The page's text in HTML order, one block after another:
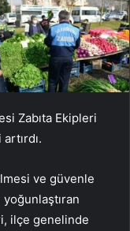
Zabıta Ekipleri
ve güvenle
yoğunlaştıran
ilçe genelinde